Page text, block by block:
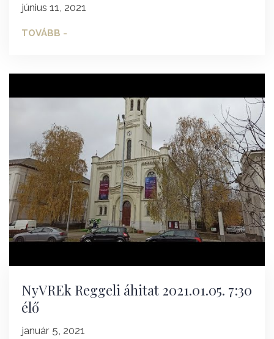
június 11, 2021
TOVÁBB -
NyVREk Reggeli áhitat 2021.01.05. 7:30
élő
január 5, 2021